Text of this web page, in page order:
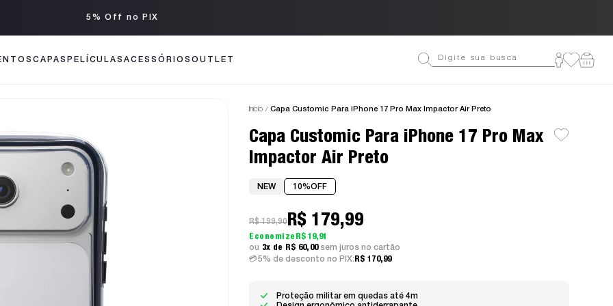
Até 3x sem juros
CAPAS PELÍCULASACESSÓRIOS OUTLET
Início Capa Customic Para iPhone 17 Pro Max Impactor Air Preto
Capa Customic Para iPhone 17 Pro Max
Impactor Air Preto
NEW 10%OFF
5% de desconto no PIX: R$ 170,99
R$ 199,90R$ 179,99
R$ 19,91
3x
R$ 60,00 sem juros
Proteção militar em quedas até 4m